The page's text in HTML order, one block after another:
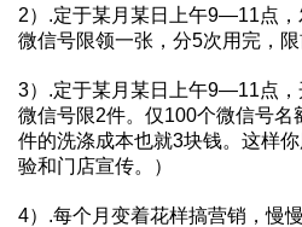
2）.定于某月某日上午9—11点
微信号限领一张，分5次用完，限
3）.定于某月某日上午9—11点
微信号限2件。仅100个微信号
件的洗涤成本也就3块钱。这样
验和门店宣传。）
4）.每个月变着花样搞营销，慢